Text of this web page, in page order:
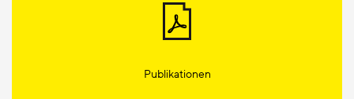
Publikationen